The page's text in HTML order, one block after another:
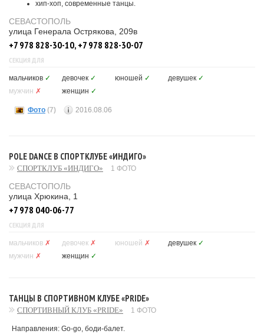
хип-хоп, современные танцы.
СЕВАСТОПОЛЬ
улица Генерала Острякова, 209в
+7 978 828-30-10, +7 978 828-30-07
СЕКЦИЯ ДЛЯ
мальчиков ✓ девочек ✓ юношей ✓ девушек ✓
мужчин ✗ женщин ✓
Фото (7) 2016.08.06
POLE DANCE В СПОРТКЛУБЕ «ИНДИГО»
СПОРТКЛУБ «ИНДИГО» 1 ФОТО
СЕВАСТОПОЛЬ
улица Хрюкина, 1
+7 978 040-06-77
СЕКЦИЯ ДЛЯ
мальчиков ✗ девочек ✗ юношей ✗ девушек ✓
мужчин ✗ женщин ✓
ТАНЦЫ В СПОРТИВНОМ КЛУБЕ «PRIDE»
СПОРТИВНЫЙ КЛУБ «PRIDE» 1 ФОТО
Направления: Go-go, боди-балет.